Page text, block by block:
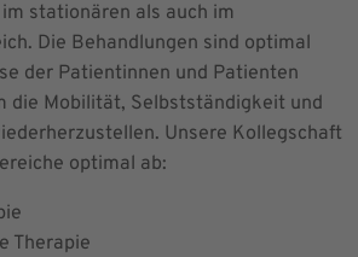
stationären als auch im
Die Behandlungen sind optimal
der Patientinnen und Patienten
die Mobilität, Selbstständigkeit und
Unsere Kollegschaft
optimal ab:
Therapie